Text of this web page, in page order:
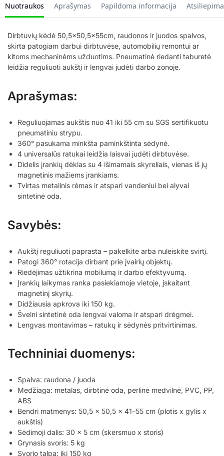
Nuotraukos Aprašymas Papildoma informacija
Dirbtuvių kėdė 50,5×50,5x55cm, raudonos ir juodos spalvos,
skirta patogiam darbui dirbtuvėse, automobilių remontui ar
kitoms mechaninėms užduotims. Pneumatinė riedanti taburetė
leidžia reguliuoti aukštį ir lengvai judėti darbo zonoje.
Aprašymas:
Reguliuojamas aukštis nuo 41 iki 55 cm su SGS sertifikuotu
pneumatiniu strypu.
360° pasukama minkšta paminkštinta sėdynė.
4 universalūs ratukai leidžia laisvai judėti dirbtuvėse.
Didelis įrankių dėklas su 4 išimamais skyreliais, vienas iš jų
magnetinis mažiems įrankiams.
Tvirtas metalinis rėmas ir atspari vandeniui bei alyvai
sintetinė oda.
Savybės:
Aukštį reguliuoti paprasta – pakelkite arba nuleiskite svirtį.
Patogi 360° rotacija dirbant prie įvairių objektų.
Riedėjimas užtikrina mobilumą ir darbo efektyvumą.
Įrankių laikymas ranka pasiekiamoje vietoje, įskaitant
magnetinį skyrių.
Didžiausia apkrova iki 150 kg.
Švelni sintetinė oda lengvai valoma ir atspari drėgmei.
Lengvas montavimas – ratukų ir sėdynės pritvirtinimas.
Techniniai duomenys:
Spalva: raudona / juoda
Medžiaga: metalas, dirbtinė oda, perlinė medvilnė, PVC, PP,
ABS
Bendri matmenys: 50,5 x 50,5 x 41–55 cm (plotis x gylis x
aukštis)
Sėdimoji dalis: 30 x 5 cm (skersmuo x storis)
Grynasis svoris: 5 kg
Svorio talpa: iki 150 kg